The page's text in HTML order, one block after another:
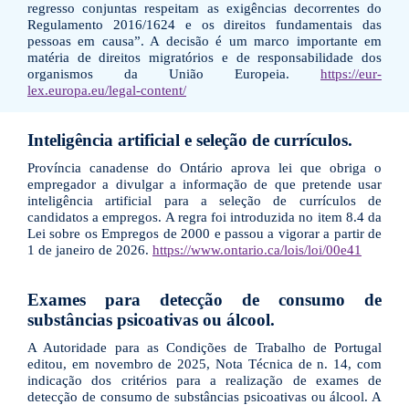
regresso conjuntas respeitam as exigências decorrentes do
Regulamento 2016/1624 e os direitos fundamentais das
pessoas em causa”. A decisão é um marco importante em
matéria de direitos migratórios e de responsabilidade dos
organismos da União Europeia. https://eur-
lex.europa.eu/legal-content/
Inteligência artificial e seleção de currículos.
Província canadense do Ontário aprova lei que obriga o
empregador a divulgar a informação de que pretende usar
inteligência artificial para a seleção de currículos de
candidatos a empregos. A regra foi introduzida no item 8.4 da
Lei sobre os Empregos de 2000 e passou a vigorar a partir de
1 de janeiro de 2026. https://www.ontario.ca/lois/loi/00e41
Exames para detecção de consumo de
substâncias psicoativas ou álcool.
A Autoridade para as Condições de Trabalho de Portugal
editou, em novembro de 2025, Nota Técnica de n. 14, com
indicação dos critérios para a realização de exames de
detecção de consumo de substâncias psicoativas ou álcool. A